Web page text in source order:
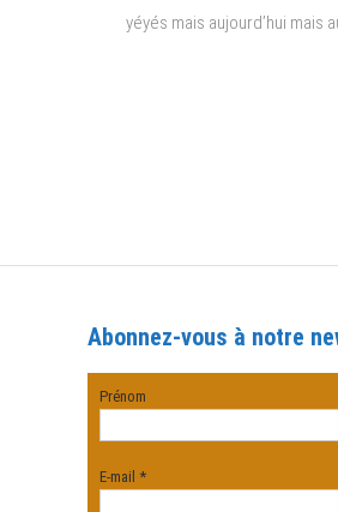
yéyés mais aujourd’hui mais
Abonnez-vous à notre
Prénom
E-mail *